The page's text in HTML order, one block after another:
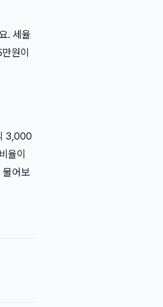
. 세율
원이
3,000
율이
물어보